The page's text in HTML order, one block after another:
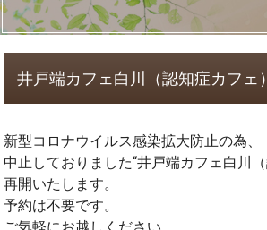
井戸端カフェ白川（認知症カフェ
新型コロナウイルス感染拡大防止の為、
中止しておりました“井戸端カフェ白川
再開いたします。
予約は不要です。